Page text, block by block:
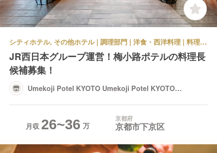
シティホテル, その他ホテル | 調理部門 | 洋食・西洋料理 | 料理長・料理長候補 | Umekoji Potel KYOTO Umekoji Potel KYOTO Restaurant
JR西日本グループ運営！梅小路ポテルの料理長
候補募集！
Umekoji Potel KYOTO Umekoji Potel KYOTO
月収 26~36 京都府
京都市下京区